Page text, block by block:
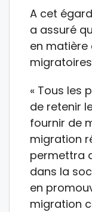
A cet
a assuré
en matière
« Tous les
de retenir
fournir de
migration
permettra
dans la
en
migration